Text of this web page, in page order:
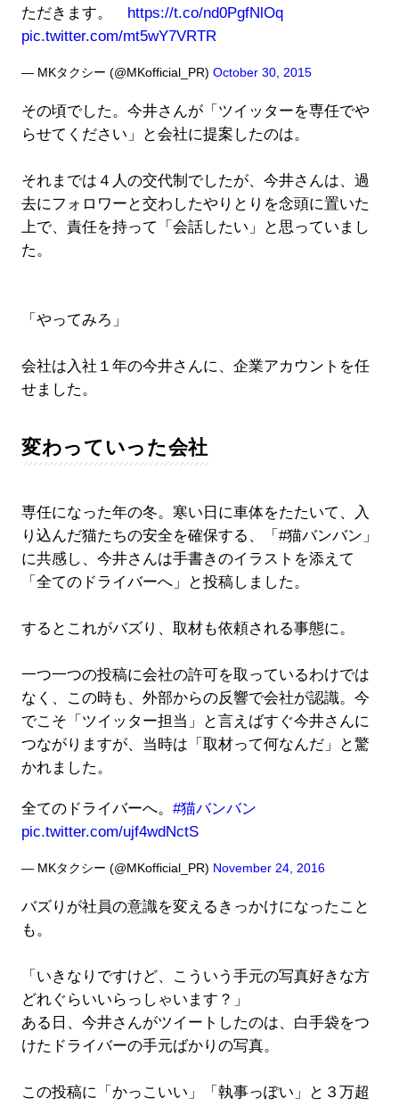
ただきます。 https://t.co/nd0PgfNlOq
pic.twitter.com/mt5wY7VRTR
— MKタクシー (@MKofficial_PR) October 30, 2015
その頃でした。今井さんが「ツイッターを専任でや
らせてください」と会社に提案したのは。
それまでは４人の交代制でしたが、今井さんは、過
去にフォロワーと交わしたやりとりを念頭に置いた
上で、責任を持って「会話したい」と思っていまし
た。
「やってみろ」
会社は入社１年の今井さんに、企業アカウントを任
せました。
変わっていった会社
専任になった年の冬。寒い日に車体をたたいて、入
り込んだ猫たちの安全を確保する、「#猫バンバン」
に共感し、今井さんは手書きのイラストを添えて
「全てのドライバーへ」と投稿しました。
するとこれがバズり、取材も依頼される事態に。
一つ一つの投稿に会社の許可を取っているわけでは
なく、この時も、外部からの反響で会社が認識。今
でこそ「ツイッター担当」と言えばすぐ今井さんに
つながりますが、当時は「取材って何なんだ」と驚
かれました。
全てのドライバーへ。 #猫バンバン
pic.twitter.com/ujf4wdNctS
— MKタクシー (@MKofficial_PR) November 24, 2016
バズりが社員の意識を変えるきっかけになったこと
も。
「いきなりですけど、こういう手元の写真好きな方
どれぐらいいらっしゃいます？」
ある日、今井さんがツイートしたのは、白手袋をつ
けたドライバーの手元ばかりの写真。
この投稿に「かっこいい」「執事っぽい」と３万超